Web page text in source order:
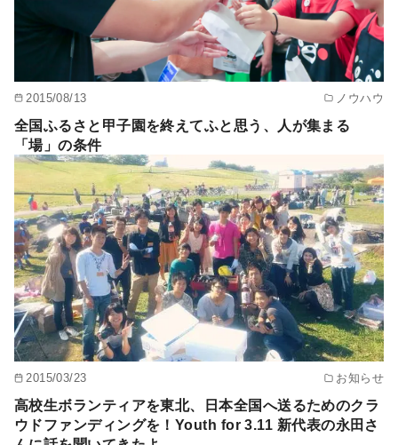
2015/08/13 ノウハウ
全国ふるさと甲子園を終えてふと思う、人が集まる
「場」の条件
2015/03/23 お知らせ
高校生ボランティアを東北、日本全国へ送るためのクラ
ウドファンディングを！Youth for 3.11 新代表の永田さ